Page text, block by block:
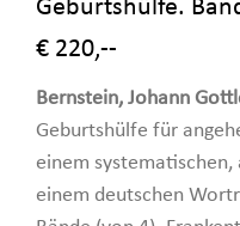
Geburtshülfe.
€ 220,--
Bernstein, Johann
Geburtshülfe für
einem systematischen,
einem deutschen